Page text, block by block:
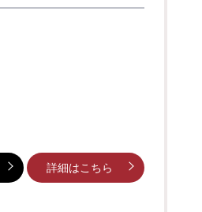
詳細はこちら